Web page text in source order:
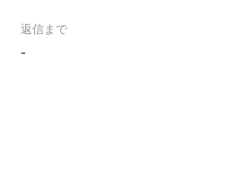
返信まで
-